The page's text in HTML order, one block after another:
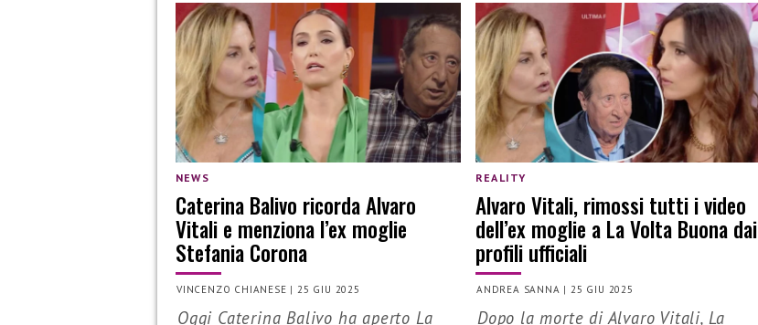
NEWS
Caterina Balivo ricorda Alvaro
Vitali e menziona l’ex moglie
Stefania Corona
VINCENZO CHIANESE |25 GIU 2025
Oggi Caterina Balivo ha aperto La
REALITY
Alvaro Vitali, rimossi tutti i video
dell’ex moglie a La Volta Buona dai
profili ufficiali
ANDREA SANNA |25 GIU 2025
Dopo la morte di Alvaro Vitali, La